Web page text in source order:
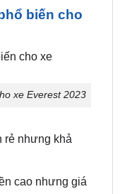
biến cho
xe Everest 2023
rẻ nhưng khả
cao nhưng giá